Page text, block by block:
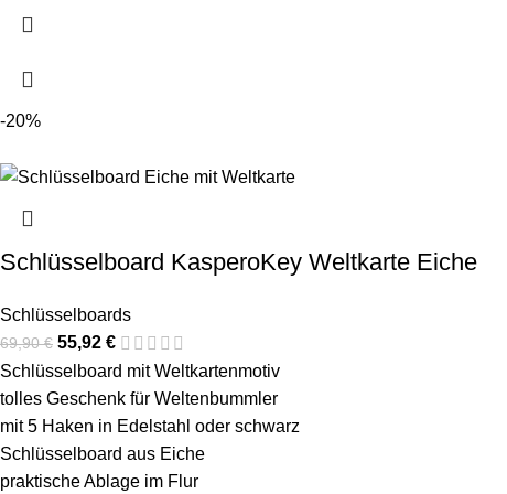
-20%
Schlüsselboard KasperoKey Weltkarte Eiche
Schlüsselboards
69,90€ 55,92 €
Schlüsselboard mit Weltkartenmotiv
tolles Geschenk für Weltenbummler
mit 5 Haken in Edelstahl oder schwarz
Schlüsselboard aus Eiche
praktische Ablage im Flur